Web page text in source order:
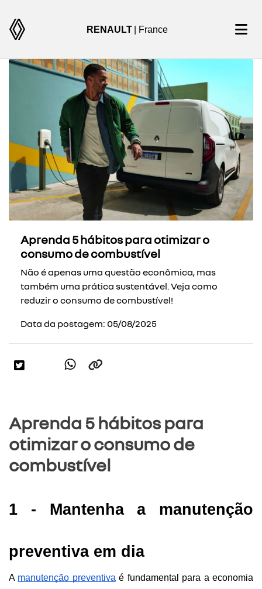
RENAULT | France
Aprenda 5 hábitos para otimizar o
consumo de combustível
Não é apenas uma questão econômica, mas
também uma prática sustentável. Veja como
reduzir o consumo de combustível!
Data da postagem: 05/08/2025
Aprenda 5 hábitos para
otimizar o consumo de
combustível
1 - Mantenha a manutenção
preventiva em dia
A manutenção preventiva é fundamental para a economia